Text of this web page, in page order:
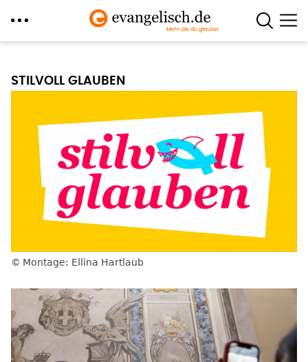
Inhalt
STILVOLL GLAUBEN
Montage: Ellina Hartlaub